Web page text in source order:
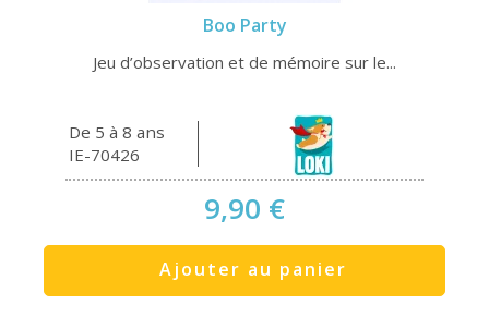
Boo Party
Jeu d’observation et de mémoire sur le...
De 5 à 8 ans
IE-70426
9,90 €
Ajouter au panier